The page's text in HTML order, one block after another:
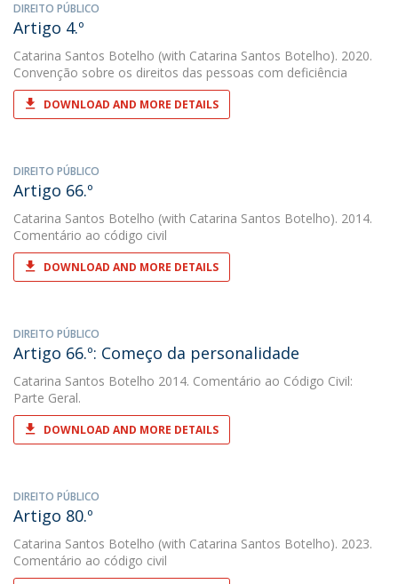
DIREITO PÚBLICO
Artigo 4.º
Catarina Santos Botelho (with Catarina Santos Botelho). 2020.
Convenção sobre os direitos das pessoas com deficiência
DOWNLOAD AND MORE DETAILS
DIREITO PÚBLICO
Artigo 66.º
Catarina Santos Botelho (with Catarina Santos Botelho). 2014.
Comentário ao código civil
DOWNLOAD AND MORE DETAILS
DIREITO PÚBLICO
Artigo 66.º: Começo da personalidade
Catarina Santos Botelho 2014. Comentário ao Código Civil:
Parte Geral.
DOWNLOAD AND MORE DETAILS
DIREITO PÚBLICO
Artigo 80.º
Catarina Santos Botelho (with Catarina Santos Botelho). 2023.
Comentário ao código civil